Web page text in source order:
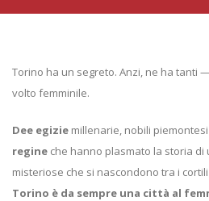
Torino ha un segreto. Anzi, ne ha tanti
volto femminile.
Dee egizie millenarie, nobili
regine che hanno plasmato la storia di
misteriose che si nascondono tra i
Torino è da sempre una città al